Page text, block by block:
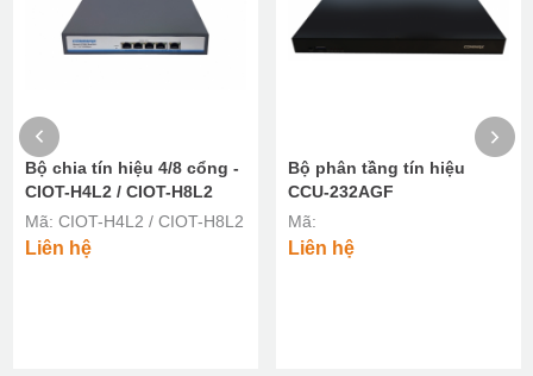
Bộ chia tín hiệu 4/8 cổng -
CIOT-H4L2 / CIOT-H8L2
Mã: CIOT-H4L2 / CIOT-H8L2
Liên hệ
Bộ phân tầng tín hiệu
CCU-232AGF
Mã:
Liên hệ